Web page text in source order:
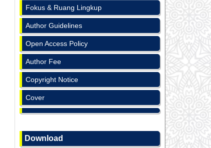
Fokus & Ruang Lingkup
Author Guidelines
Open Access Policy
Author Fee
Copyright Notice
Cover
Download